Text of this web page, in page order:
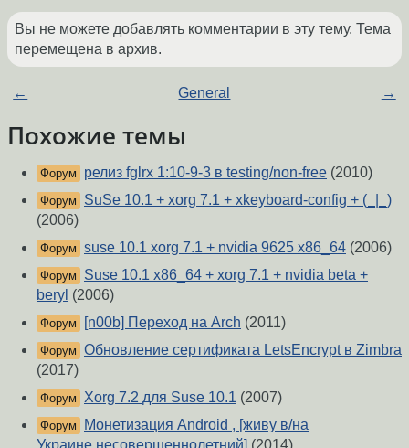
Вы не можете добавлять комментарии в эту тему. Тема
перемещена в архив.
← General →
Похожие темы
Форум релиз fglrx 1:10-9-3 в testing/non-free (2010)
Форум
SuSe 10.1 + xorg 7.1 + xkeyboard-config + (_|_)
(2006)
Форум suse 10.1 xorg 7.1 + nvidia 9625 x86_64 (2006)
Форум
Suse 10.1 x86_64 + xorg 7.1 + nvidia beta +
beryl (2006)
Форум [n00b] Переход на Arch (2011)
Форум Обновление сертификата LetsEncrypt в Zimbra
(2017)
Форум Xorg 7.2 для Suse 10.1 (2007)
Форум
Монетизация Android , [живу в/на
Украине,несовершеннолетний] (2014)